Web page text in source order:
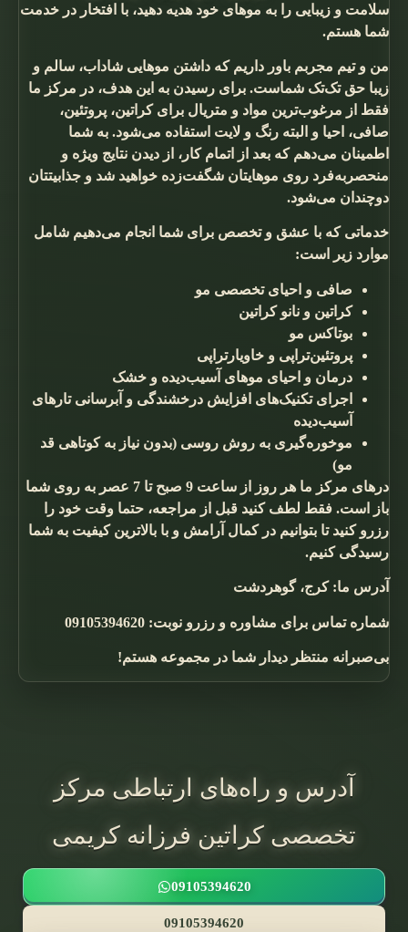
سلامت و زیبایی را به موهای خود هدیه دهید، با افتخار در خدمت
شما هستم.
من و تیم مجربم باور داریم که داشتن موهایی شاداب، سالم و
زیبا حق تک‌تک شماست. برای رسیدن به این هدف، در مرکز ما
فقط از مرغوب‌ترین مواد و متریال برای کراتین، پروتئین،
صافی، احیا و البته رنگ و لایت استفاده می‌شود. به شما
اطمینان می‌دهم که بعد از اتمام کار، از دیدن نتایج ویژه و
منحصربه‌فرد روی موهایتان شگفت‌زده خواهید شد و جذابیتتان
دوچندان می‌شود.
خدماتی که با عشق و تخصص برای شما انجام می‌دهیم شامل
موارد زیر است:
صافی و احیای تخصصی مو
کراتین و نانو کراتین
بوتاکس مو
پروتئین‌تراپی و خاویارتراپی
درمان و احیای موهای آسیب‌دیده و خشک
اجرای تکنیک‌های افزایش درخشندگی و آبرسانی تارهای
آسیب‌دیده
موخوره‌گیری به روش روسی (بدون نیاز به کوتاهی قد
مو)
درهای مرکز ما هر روز از ساعت 9 صبح تا 7 عصر به روی شما
باز است. فقط لطف کنید قبل از مراجعه، حتما وقت خود را
رزرو کنید تا بتوانیم در کمال آرامش و با بالاترین کیفیت به شما
رسیدگی کنیم.
آدرس ما: کرج، گوهردشت
شماره تماس برای مشاوره و رزرو نوبت: 09105394620
بی‌صبرانه منتظر دیدار شما در مجموعه هستم!
آدرس و راه‌های ارتباطی مرکز
تخصصی کراتین فرزانه کریمی
09105394620
09105394620